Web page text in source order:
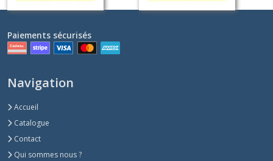
Paiements sécurisés
Navigation
Accueil
Catalogue
Contact
Qui sommes nous ?